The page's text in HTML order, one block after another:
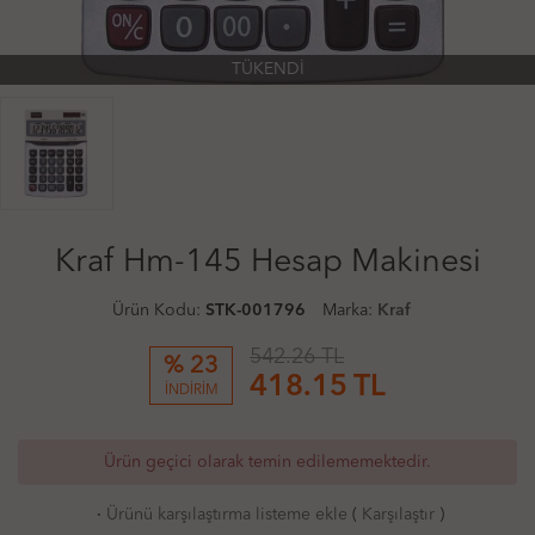
TÜKENDİ
Kraf Hm-145 Hesap Makinesi
Ürün Kodu: STK-001796 Marka: Kraf
% 23
İNDİRİM
542.26 TL
418.15 TL
Ürün geçici olarak temin edilememektedir.
· Ürünü karşılaştırma listeme ekle ( Karşılaştır)